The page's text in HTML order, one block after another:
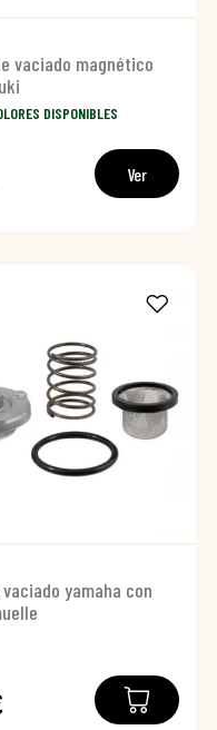
vaciado magnético
DISPONIBLES
Ver
yamaha con